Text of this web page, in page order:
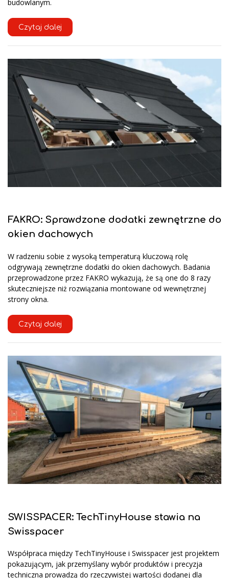
budowlanym.
Czytaj dalej
FAKRO: Sprawdzone dodatki zewnętrzne do
okien dachowych
W radzeniu sobie z wysoką temperaturą kluczową rolę
odgrywają zewnętrzne dodatki do okien dachowych. Badania
przeprowadzone przez FAKRO wykazują, że są one do 8 razy
skuteczniejsze niż rozwiązania montowane od wewnętrznej
strony okna.
Czytaj dalej
SWISSPACER: TechTinyHouse stawia na
Swisspacer
Współpraca między TechTinyHouse i Swisspacer jest projektem
pokazującym, jak przemyślany wybór produktów i precyzja
techniczna prowadzą do rzeczywistej wartości dodanej dla